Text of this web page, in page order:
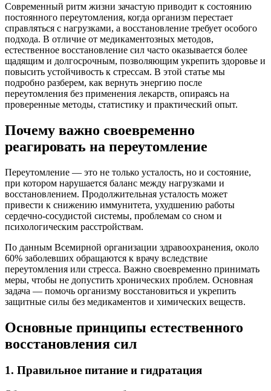
Современный ритм жизни зачастую приводит к состоянию
постоянного переутомления, когда организм перестает
справляться с нагрузками, а восстановление требует особого
подхода. В отличие от медикаментозных методов,
естественное восстановление сил часто оказывается более
щадящим и долгосрочным, позволяющим укрепить здоровье и
повысить устойчивость к стрессам. В этой статье мы
подробно разберем, как вернуть энергию после
переутомления без применения лекарств, опираясь на
проверенные методы, статистику и практический опыт.
Почему важно своевременно
реагировать на переутомление
Переутомление — это не только усталость, но и состояние,
при котором нарушается баланс между нагрузками и
восстановлением. Продолжительная усталость может
привести к снижению иммунитета, ухудшению работы
сердечно-сосудистой системы, проблемам со сном и
психологическим расстройствам.
По данным Всемирной организации здравоохранения, около
60% заболевших обращаются к врачу вследствие
переутомления или стресса. Важно своевременно принимать
меры, чтобы не допустить хронических проблем. Основная
задача — помочь организму восстановиться и укрепить
защитные силы без медикаментов и химических веществ.
Основные принципы естественного
восстановления сил
1. Правильное питание и гидратация